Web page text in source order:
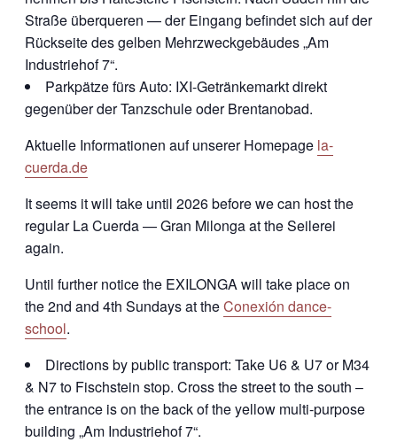
Straße überqueren — der Eingang befindet sich auf der
Rückseite des gelben Mehrzweckgebäudes „Am
Industriehof 7“.
Parkpätze fürs Auto: IXI-Getränkemarkt direkt
gegenüber der Tanzschule oder Brentanobad.
Aktuelle Informationen auf unserer Homepage la-
cuerda.de
It seems it will take until 2026 before we can host the
regular La Cuerda — Gran Milonga at the Seilerei
again.
Until further notice the EXILONGA will take place on
the 2nd and 4th Sundays at theConexión dance-
school.
Directions by public transport: Take U6 & U7 or M34
& N7 to Fischstein stop. Cross the street to the south –
the entrance is on the back of the yellow multi-purpose
building „Am Industriehof 7“.